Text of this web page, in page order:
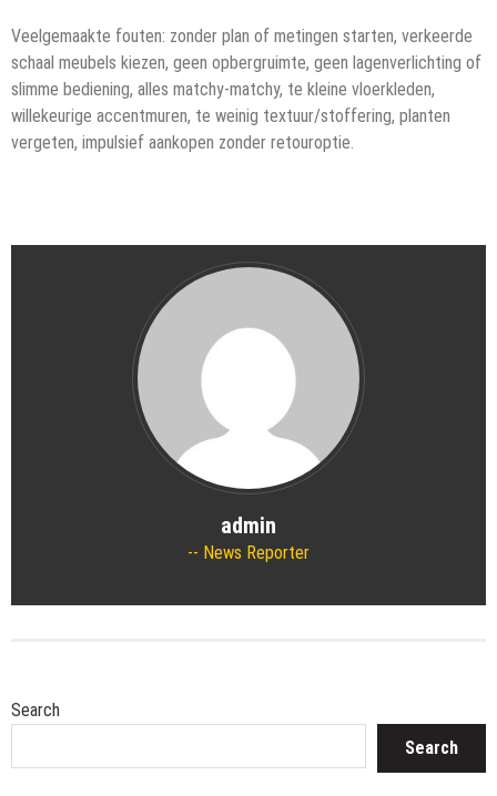
Veelgemaakte fouten: zonder plan of metingen starten, verkeerde
schaal meubels kiezen, geen opbergruimte, geen lagenverlichting of
slimme bediening, alles matchy-matchy, te kleine vloerkleden,
willekeurige accentmuren, te weinig textuur/stoffering, planten
vergeten, impulsief aankopen zonder retouroptie.
admin
News Reporter
Search
Search